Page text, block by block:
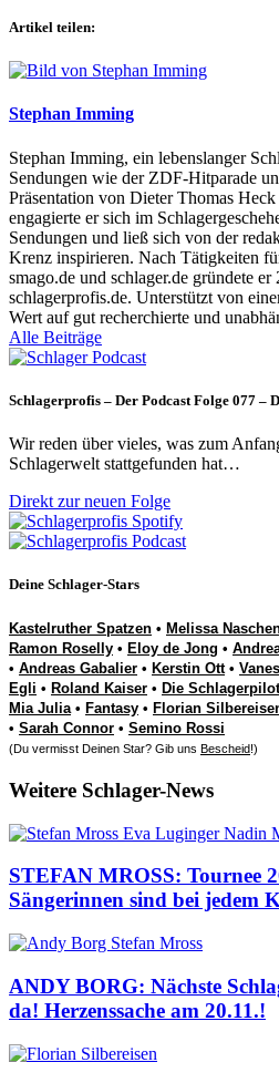
Artikel teilen:
Stephan Imming
Stephan Imming, ein lebenslanger
Sendungen wie der ZDF-Hitparade
Präsentation von Dieter Thomas
engagierte er sich im
Sendungen und ließ sich von der
Krenz inspirieren. Nach Tätigkeiten
smago.de und schlager.de gründete
schlagerprofis.de. Unterstützt von
Wert auf gut recherchierte und
Alle Beiträge
Schlagerprofis – Der Podcast Folge 077 –
Wir reden über vieles, was zum
Schlagerwelt stattgefunden hat…
Direkt zur neuen Folge
Deine Schlager-Stars
Kastelruther Spatzen • Melissa
Ramon Roselly • Eloy de Jong •
• Andreas Gabalier • Kerstin Ott•
Egli • Roland Kaiser • Die
Mia Julia• Fantasy • Florian
• Sarah Connor • Semino Rossi
(Du vermisst Deinen Star? Gib uns Bescheid!)
Weitere Schlager-News
STEFAN MROSS: Tournee
Sängerinnen sind bei jedem
ANDY BORG: Nächste
da! Herzenssache am 20.11.!